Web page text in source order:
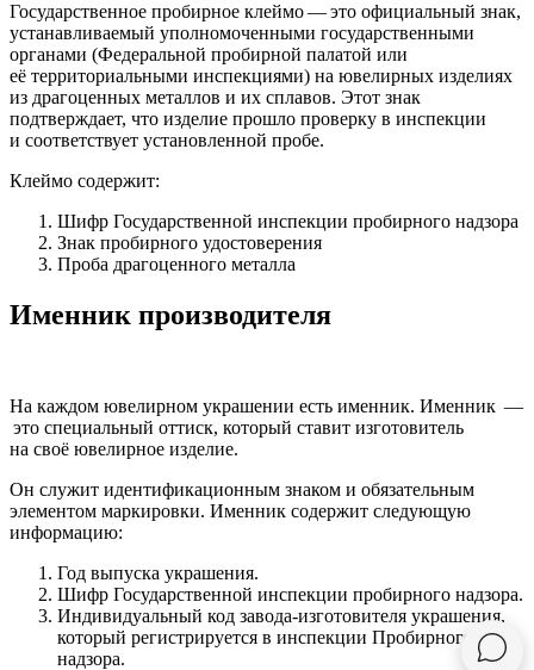
Государственное пробирное клеймо — это официальный знак,
устанавливаемый уполномоченными государственными
органами (Федеральной пробирной палатой или
её территориальными инспекциями) на ювелирных изделиях
из драгоценных металлов и их сплавов. Этот знак
подтверждает, что изделие прошло проверку в инспекции
и соответствует установленной пробе.
Клеймо содержит:
Шифр Государственной инспекции пробирного надзора
Знак пробирного удостоверения
Проба драгоценного металла
Именник производителя
На каждом ювелирном украшении есть именник. Именник —
это специальный оттиск, который ставит изготовитель
на своё ювелирное изделие.
Он служит идентификационным знаком и обязательным
элементом маркировки. Именник содержит следующую
информацию:
Год выпуска украшения.
Шифр Государственной инспекции пробирного надзора.
Индивидуальный код завода-изготовителя украшения,
который регистрируется в инспекции Пробирного
надзора.